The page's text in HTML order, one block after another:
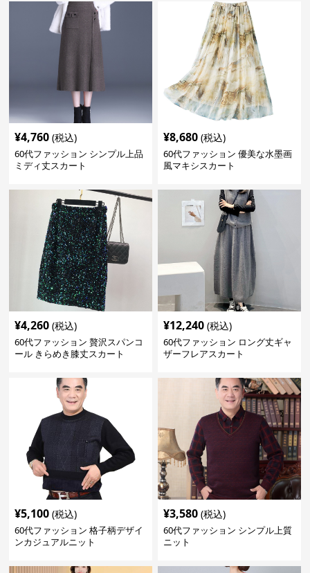
¥4,760 (税込)
60代ファッション シンプル上品
ミディ丈スカート
¥8,680 (税込)
60代ファッション 優美な水墨画
風マキシスカート
¥4,260 (税込)
60代ファッション 贅沢スパンコ
ール きらめき膝丈スカート
¥12,240 (税込)
60代ファッション ロング丈ギャ
ザーフレアスカート
¥5,100 (税込)
60代ファッション 格子柄デザイ
ンカジュアルニット
¥3,580 (税込)
60代ファッション シンプル上質
ニット